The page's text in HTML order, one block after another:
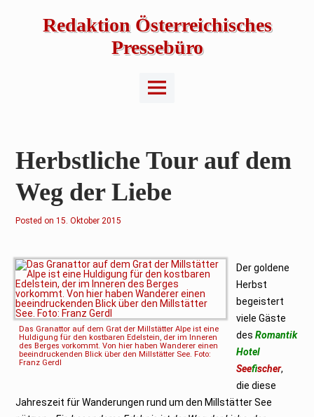
Redaktion Österreichisches
Pressebüro
Main
Menu
Herbstliche Tour auf dem
Weg der Liebe
Posted on1
k
t
o
b
e
r
2
0
1
5
15. Oktober 2015
Das Granattor auf dem Grat der Millstätter Alpe ist eine
Huldigung für den kostbaren Edelstein, der im Inneren
des Berges vorkommt. Von hier haben Wanderer einen
beeindruckenden Blick über den Millstätter See. Foto:
Franz Gerdl
Der goldene
Herbst
begeistert
viele Gäste
desRomantik
Hotel
Seefischer,
die diese
Jahreszeit für Wanderungen rund um den Millstätter See